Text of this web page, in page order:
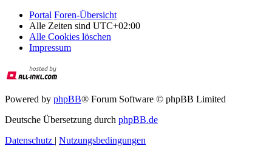
Portal Foren-Übersicht
Alle Zeiten sind UTC+02:00
Alle Cookies löschen
Impressum
Powered by phpBB® Forum Software © phpBB Limited
Deutsche Übersetzung durch phpBB.de
Datenschutz | Nutzungsbedingungen